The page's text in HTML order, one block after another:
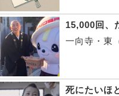
15,000回、
一向寺・東
死にたいほ